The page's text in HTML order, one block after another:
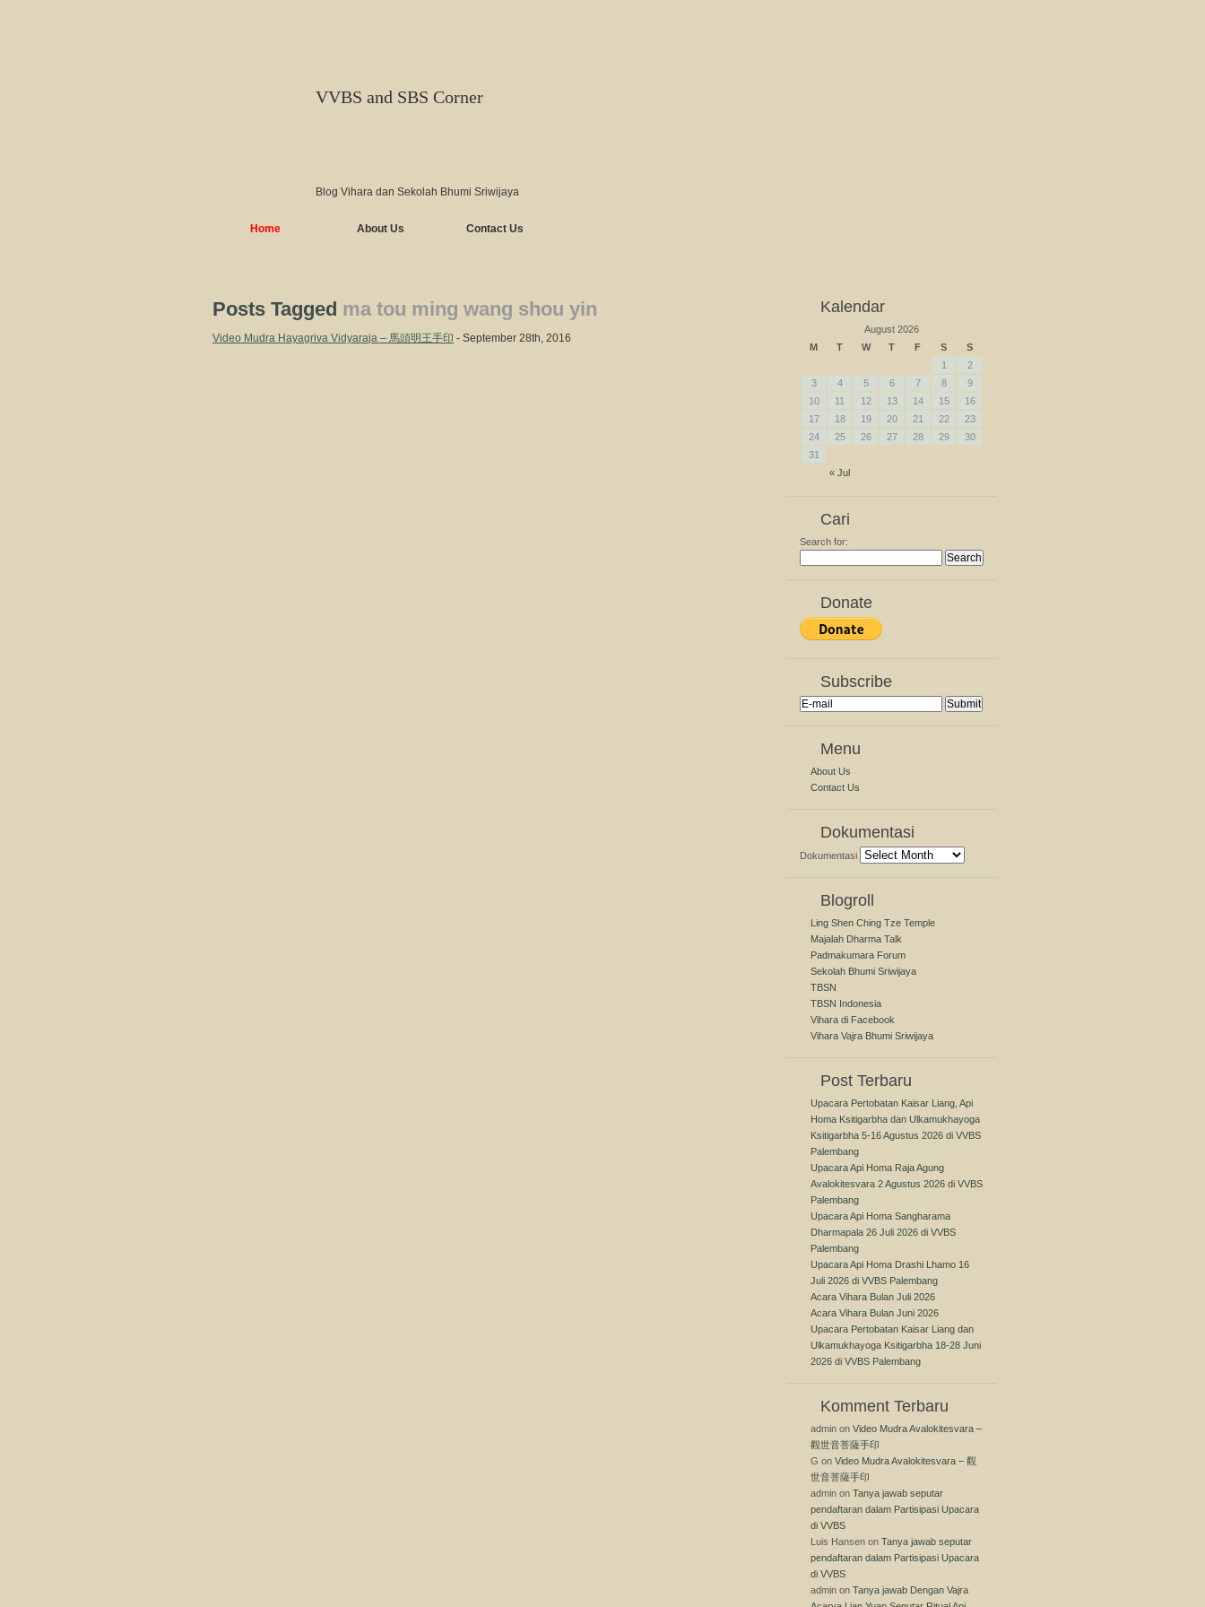
VVBS and SBS Corner
Blog Vihara dan Sekolah Bhumi Sriwijaya
Home About Us Contact Us
Posts Tagged ma tou ming wang shou yin
Video Mudra Hayagriva Vidyaraja – 馬頭明王手印 - September 28th, 2016
Kalendar
August 2026
M
T W T F S S
« Jul
1
2
3
4 5 6 7 8
9
10
11 12 13 14 15
16
17
18 19 20 21 22
23
24
25 26 27 28 29
30
31
Cari
Search for:
Donate
Subscribe
Menu
About Us
Contact Us
Dokumentasi
Dokumentasi
Blogroll
Ling Shen Ching Tze Temple
Majalah Dharma Talk
Padmakumara Forum
Sekolah Bhumi Sriwijaya
TBSN
TBSN Indonesia
Vihara di Facebook
Vihara Vajra Bhumi Sriwijaya
Post Terbaru
Upacara Pertobatan Kaisar Liang, Api
Homa Ksitigarbha dan Ulkamukhayoga
Ksitigarbha 5-16 Agustus 2026 di VVBS
Palembang
Upacara Api Homa Raja Agung
Avalokitesvara 2 Agustus 2026 di VVBS
Palembang
Upacara Api Homa Sangharama
Dharmapala 26 Juli 2026 di VVBS
Palembang
Upacara Api Homa Drashi Lhamo 16
Juli 2026 di VVBS Palembang
Acara Vihara Bulan Juli 2026
Acara Vihara Bulan Juni 2026
Upacara Pertobatan Kaisar Liang dan
Ulkamukhayoga Ksitigarbha 18-28 Juni
2026 di VVBS Palembang
Komment Terbaru
admin on Video Mudra Avalokitesvara –
觀世音菩薩手印
G on Video Mudra Avalokitesvara – 觀
世音菩薩手印
admin on Tanya jawab seputar
pendaftaran dalam Partisipasi Upacara
di VVBS
Luis Hansen on Tanya jawab seputar
pendaftaran dalam Partisipasi Upacara
di VVBS
admin on Tanya jawab Dengan Vajra